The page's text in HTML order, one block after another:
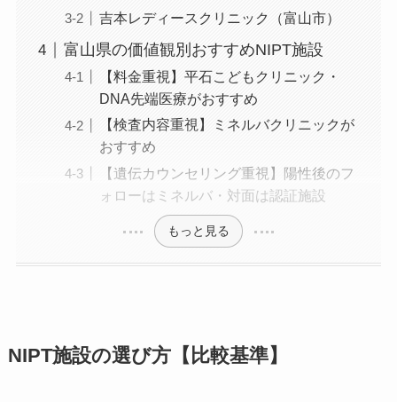
吉本レディースクリニック（富山市）
富山県の価値観別おすすめNIPT施設
【料金重視】平石こどもクリニック・
DNA先端医療がおすすめ
【検査内容重視】ミネルバクリニックが
おすすめ
【遺伝カウンセリング重視】陽性後のフ
ォローはミネルバ・対面は認証施設
もっと見る
NIPT施設の選び方【比較基準】